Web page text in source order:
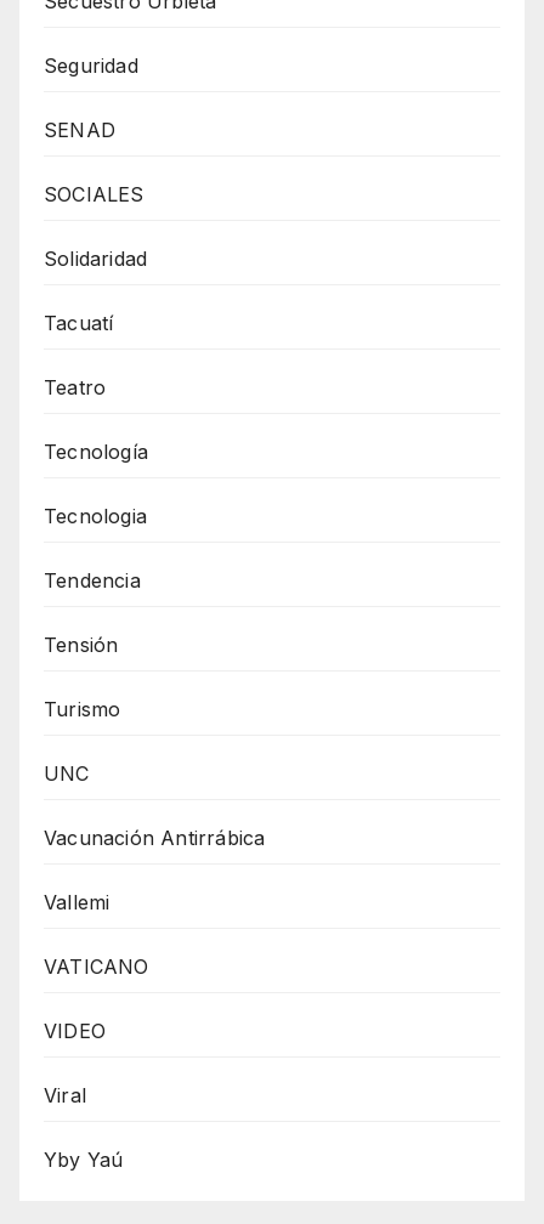
Seguridad
SENAD
SOCIALES
Solidaridad
Tacuatí
Teatro
Tecnología
Tecnologia
Tendencia
Tensión
Turismo
UNC
Vacunación Antirrábica
Vallemi
VATICANO
VIDEO
Viral
Yby Yaú